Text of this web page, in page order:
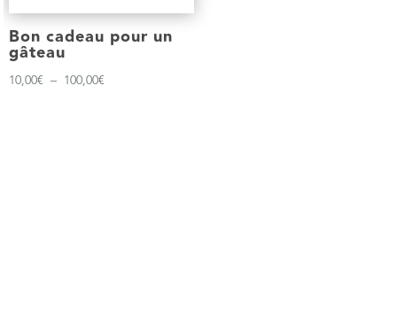
Bon cadeau pour un
gâteau
10,00€ – 100,00€